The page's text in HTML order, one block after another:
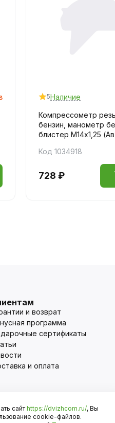
5Наличие
Компрессометр
бензин, манометр
блистер М14х1,25
Код 1034918
728 ₽
и возврат
программа
сертификаты
и оплата
сайт https://dvizhcom.ru/, Вы
cookie-файлов.